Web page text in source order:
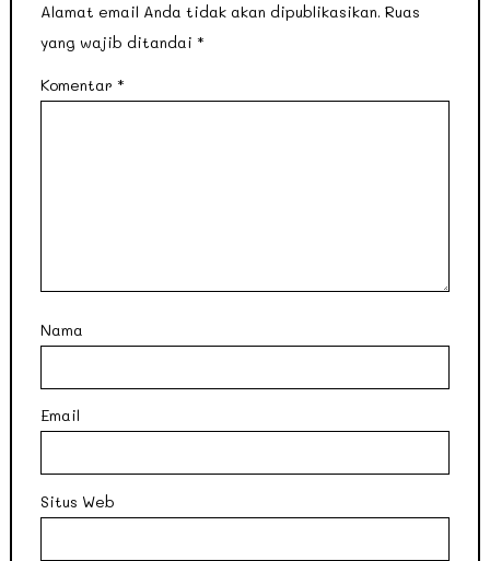
Alamat email Anda tidak akan dipublikasikan. Ruas
yang wajib ditandai *
Komentar *
Nama
Email
Situs Web